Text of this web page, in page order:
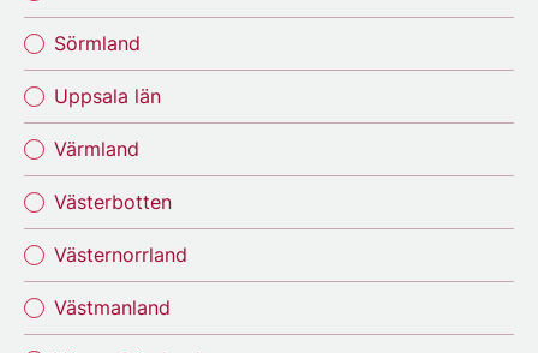
Sörmland
Uppsala län
Värmland
Västerbotten
Västernorrland
Västmanland